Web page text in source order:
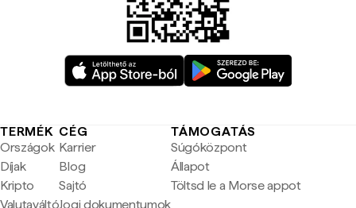
TERMÉK
Országok
Díjak
Kripto
Valutaváltó
CÉG
Karrier
Blog
Sajtó
Jogi dokumentumok
TÁMOGATÁS
Súgóközpont
Állapot
Töltsd le a Morse appot